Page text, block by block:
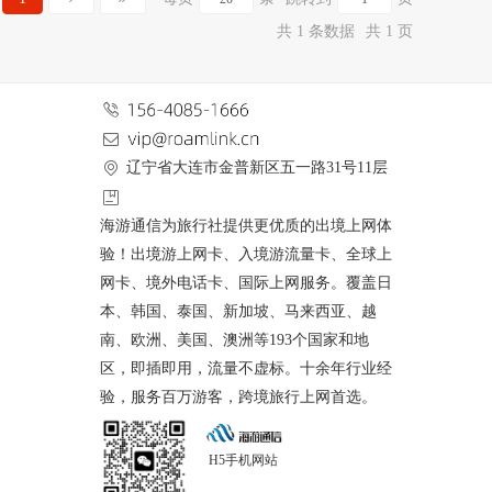
共 1 条数据
共 1 页
辽宁省大连市金普新区五一路31号11层
海游通信为旅行社提供更优质的出境上网体
验！出境游上网卡、入境游流量卡、全球上
网卡、境外电话卡、国际上网服务。覆盖日
本、韩国、泰国、新加坡、马来西亚、越
南、欧洲、美国、澳洲等193个国家和地
区，即插即用，流量不虚标。十余年行业经
验，服务百万游客，跨境旅行上网首选。
H5手机网站